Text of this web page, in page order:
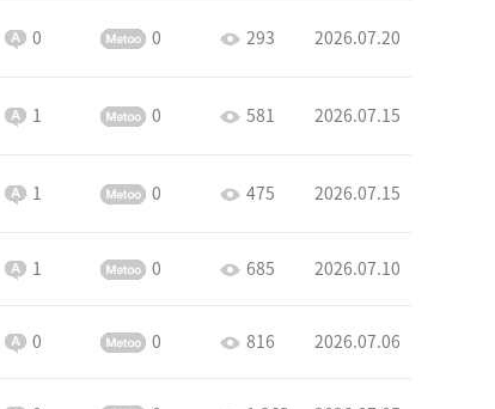
0 0 293 2026.07.20
1 0 581 2026.07.15
1 0 475 2026.07.15
1 0 685 2026.07.10
0 0 816 2026.07.06